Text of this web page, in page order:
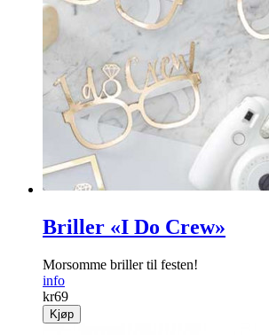
Briller «I Do Crew»
Morsomme briller til festen!
info
kr69
Kjøp